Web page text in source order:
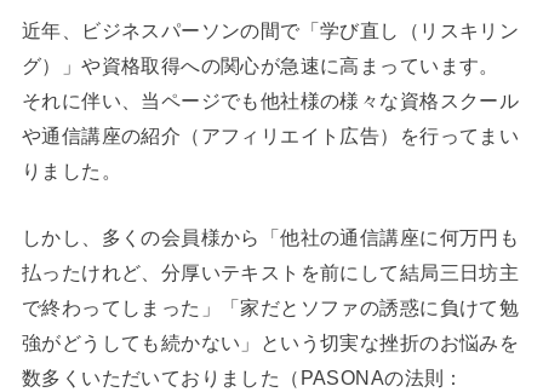
近年、ビジネスパーソンの間で「学び直し（リスキリン
グ）」や資格取得への関心が急速に高まっています。
それに伴い、当ページでも他社様の様々な資格スクール
や通信講座の紹介（アフィリエイト広告）を行ってまい
りました。
しかし、多くの会員様から「他社の通信講座に何万円も
払ったけれど、分厚いテキストを前にして結局三日坊主
で終わってしまった」「家だとソファの誘惑に負けて勉
強がどうしても続かない」という切実な挫折のお悩みを
数多くいただいておりました（PASONAの法則：